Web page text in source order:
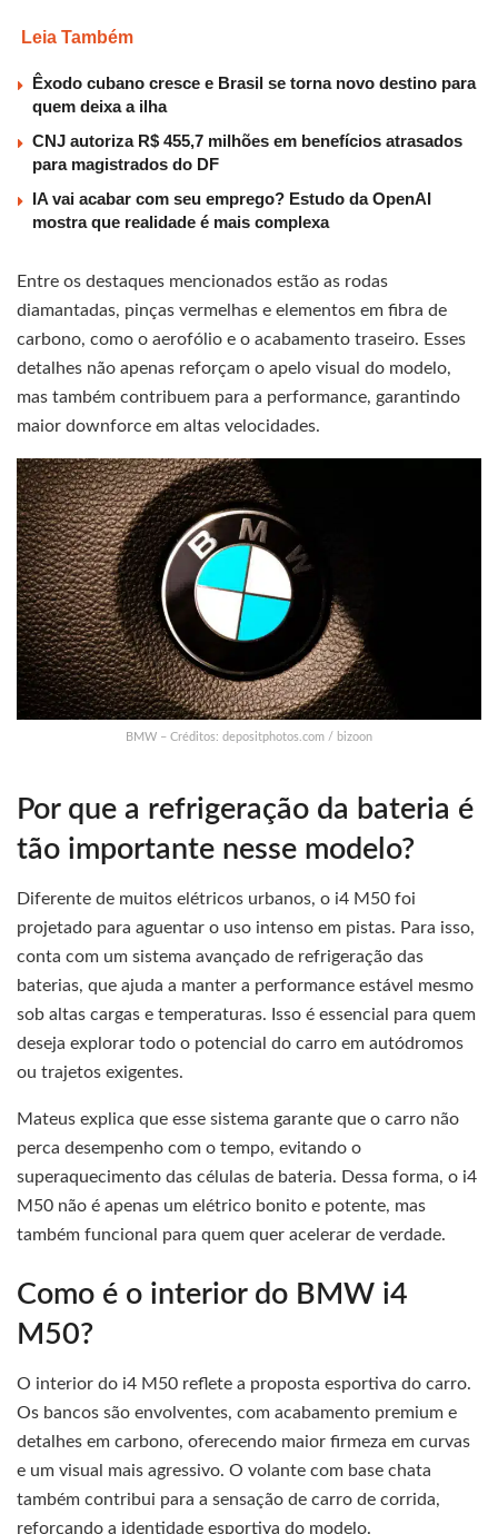
Leia Também
Êxodo cubano cresce e Brasil se torna novo destino para
quem deixa a ilha
CNJ autoriza R$ 455,7 milhões em benefícios atrasados
para magistrados do DF
IA vai acabar com seu emprego? Estudo da OpenAI
mostra que realidade é mais complexa
Entre os destaques mencionados estão as rodas
diamantadas, pinças vermelhas e elementos em fibra de
carbono, como o aerofólio e o acabamento traseiro. Esses
detalhes não apenas reforçam o apelo visual do modelo,
mas também contribuem para a performance, garantindo
maior downforce em altas velocidades.
BMW – Créditos: depositphotos.com / bizoon
Por que a refrigeração da bateria é
tão importante nesse modelo?
Diferente de muitos elétricos urbanos, o i4 M50 foi
projetado para aguentar o uso intenso em pistas. Para isso,
conta com um sistema avançado de refrigeração das
baterias, que ajuda a manter a performance estável mesmo
sob altas cargas e temperaturas. Isso é essencial para quem
deseja explorar todo o potencial do carro em autódromos
ou trajetos exigentes.
Mateus explica que esse sistema garante que o carro não
perca desempenho com o tempo, evitando o
superaquecimento das células de bateria. Dessa forma, o i4
M50 não é apenas um elétrico bonito e potente, mas
também funcional para quem quer acelerar de verdade.
Como é o interior do BMW i4
M50?
O interior do i4 M50 reflete a proposta esportiva do carro.
Os bancos são envolventes, com acabamento premium e
detalhes em carbono, oferecendo maior firmeza em curvas
e um visual mais agressivo. O volante com base chata
também contribui para a sensação de carro de corrida,
reforçando a identidade esportiva do modelo.